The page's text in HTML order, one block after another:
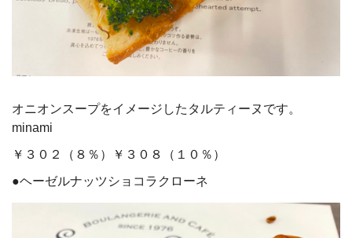
オニオンスープをイメージしたタルティーヌです。
minami
￥３０２（８％）￥３０８（１０％）
●ヘーゼルナッツショコラクローネ